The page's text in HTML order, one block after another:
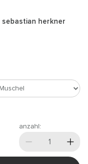
sebastian herkner
anzahl: